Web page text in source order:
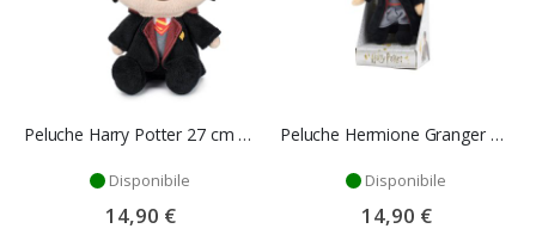
Peluche Harry Potter 27 cm - Famosa
Disponibile
14,90 €
Peluche Hermione Granger Harry Potter 28 cm
Disponibile
14,90 €